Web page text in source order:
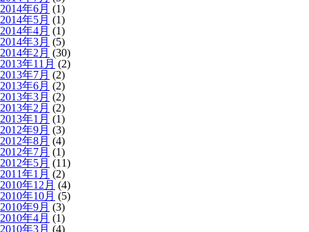
2014年6月 (1)
2014年5月 (1)
2014年4月 (1)
2014年3月 (5)
2014年2月 (30)
2013年11月 (2)
2013年7月 (2)
2013年6月 (2)
2013年3月 (2)
2013年2月 (2)
2013年1月 (1)
2012年9月 (3)
2012年8月 (4)
2012年7月 (1)
2012年5月 (11)
2011年1月 (2)
2010年12月 (4)
2010年10月 (5)
2010年9月 (3)
2010年4月 (1)
2010年3月 (4)